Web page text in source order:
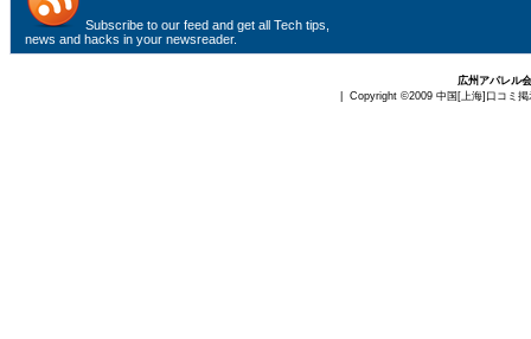
Subscribe to our feed and get all Tech tips,
news and hacks in your newsreader.
広州アパレル
| Copyright ©2009 中国[上海]口コミ掲